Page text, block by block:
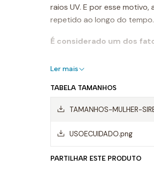
raios UV. E por esse
repetido ao longo do tempo.
É considerado um dos
- Costuras reforçadas
-Alças finas
- Resistente ao cloro
Ler mais
TABELA TAMANHOS
TAMANHOS-MULHER-
USOECUIDADO.png
PARTILHAR ESTE PRODUTO